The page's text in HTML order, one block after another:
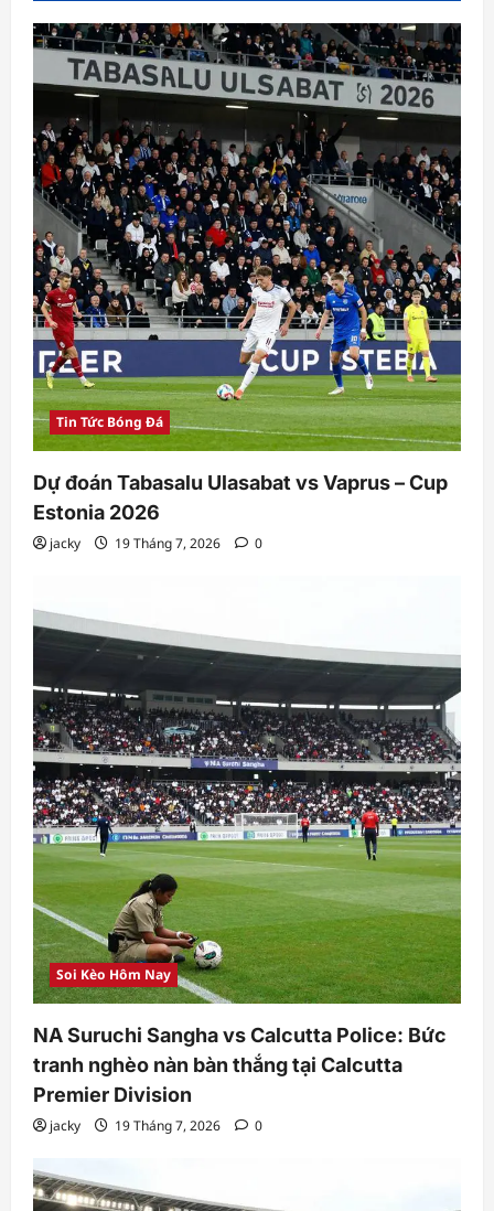
Tin Tức Bóng Đá
Dự đoán Tabasalu Ulasabat vs Vaprus – Cup
Estonia 2026
jacky 19 Tháng 7, 2026 0
Soi Kèo Hôm Nay
NA Suruchi Sangha vs Calcutta Police: Bức
tranh nghèo nàn bàn thắng tại Calcutta
Premier Division
jacky 19 Tháng 7, 2026 0